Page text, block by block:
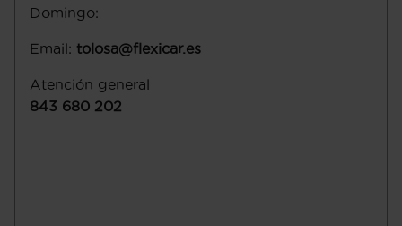
Domingo:
Email: tolosa@flexicar.es
Atención general
843 680 202